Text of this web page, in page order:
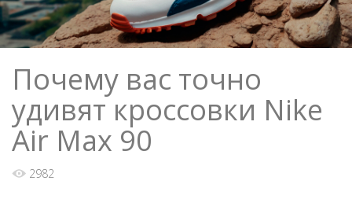
Почему вас точно
удивят кроссовки Nike
Air Max 90
2982